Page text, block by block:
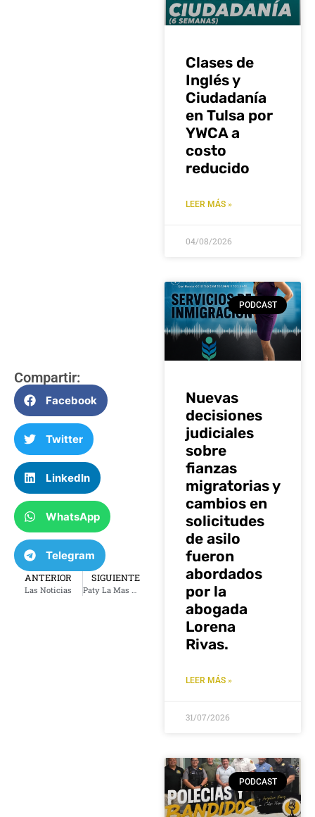
Compartir:
Facebook
Twitter
LinkedIn
WhatsApp
Telegram
ANTERIOR
Las Noticias
SIGUIENTE
Paty La Mas Buena de La Que Buena
Clases de
Inglés y
Ciudadanía
en Tulsa por
YWCA a
costo
reducido
LEER MÁS »
04/08/2026
PODCAST
Nuevas
decisiones
judiciales
sobre
fianzas
migratorias y
cambios en
solicitudes
de asilo
fueron
abordados
por la
abogada
Lorena
Rivas.
LEER MÁS »
31/07/2026
PODCAST